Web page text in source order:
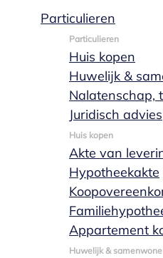
Particulieren
Particulieren
Huis kopen
Huwelijk &
Nalatenschap,
Juridisch advies
Huis kopen
Akte van
Hypotheekakte
Appartement
Huwelijk &
van